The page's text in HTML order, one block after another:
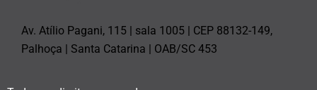
Av. Atílio Pagani, 115 | sala 1005 | CEP 88132-149,
Palhoça | Santa Catarina | OAB/SC 453